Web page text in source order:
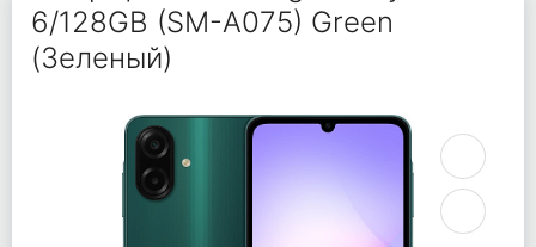
6/128GB (SM-A075) Green
(Зеленый)